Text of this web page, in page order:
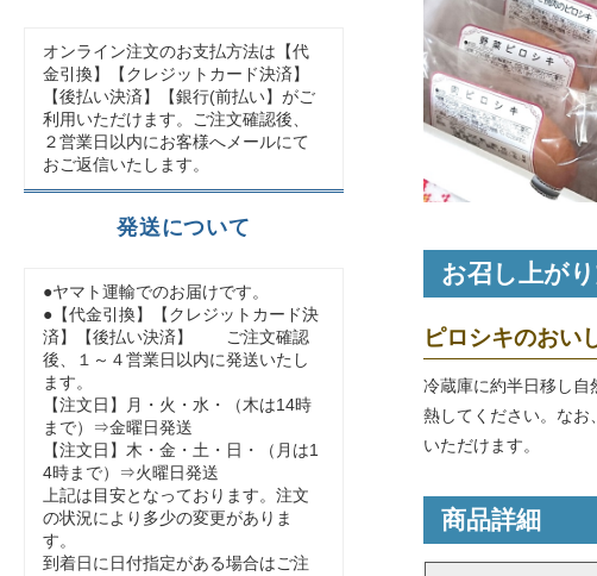
お召し上が
ピロシキのおい
冷蔵庫に約半日移し自
熱してください。な
いただけます。
商品詳細
オンライン注文のお支払方法は【代
金引換】【クレジットカード決済】
【後払い決済】【銀行(前払い】がご
利用いただけます。ご注文確認後、
２営業日以内にお客様へメールにて
おご返信いたします。
発送について
●ヤマト運輸でのお届けです。
●【代金引換】【クレジットカード決
済】【後払い決済】 ご注文確認
後、１～４営業日以内に発送いたし
ます。
【注文日】月・火・水・（木は14時
まで）⇒金曜日発送
【注文日】木・金・土・日・（月は1
4時まで）⇒火曜日発送
上記は目安となっております。注文
の状況により多少の変更がありま
す。
到着日に日付指定がある場合はご注